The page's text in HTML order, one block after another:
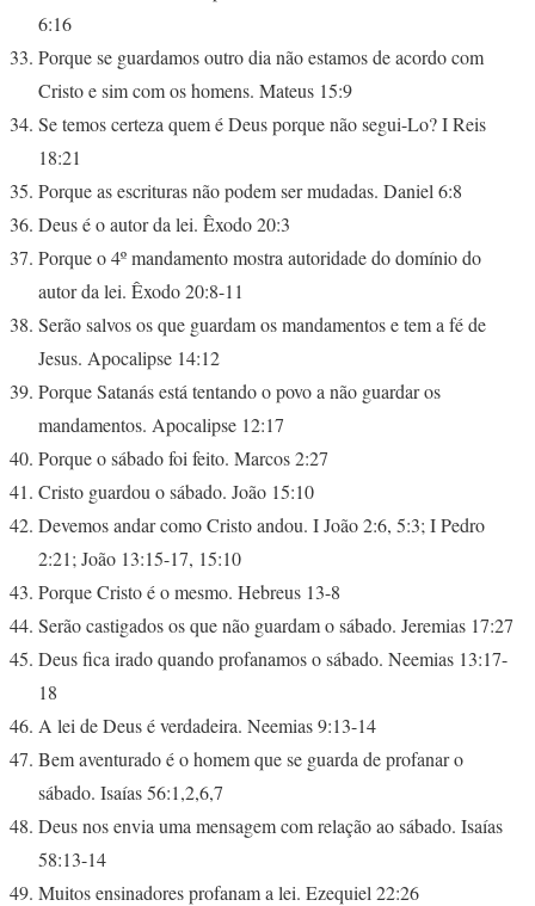
6:16
Porque se guardamos outro dia não estamos de acordo com
Cristo e sim com os homens. Mateus 15:9
Se temos certeza quem é Deus porque não segui-Lo? I Reis
18:21
Porque as escrituras não podem ser mudadas. Daniel 6:8
Deus é o autor da lei. Êxodo 20:3
Porque o 4º mandamento mostra autoridade do domínio do
autor da lei. Êxodo 20:8-11
Serão salvos os que guardam os mandamentos e tem a fé de
Jesus. Apocalipse 14:12
Porque Satanás está tentando o povo a não guardar os
mandamentos. Apocalipse 12:17
Porque o sábado foi feito. Marcos 2:27
Cristo guardou o sábado. João 15:10
Devemos andar como Cristo andou. I João 2:6, 5:3; I Pedro
2:21; João 13:15-17, 15:10
Porque Cristo é o mesmo. Hebreus 13-8
Serão castigados os que não guardam o sábado. Jeremias 17:27
Deus fica irado quando profanamos o sábado. Neemias 13:17-
18
A lei de Deus é verdadeira. Neemias 9:13-14
Bem aventurado é o homem que se guarda de profanar o
sábado. Isaías 56:1,2,6,7
Deus nos envia uma mensagem com relação ao sábado. Isaías
58:13-14
Muitos ensinadores profanam a lei. Ezequiel 22:26